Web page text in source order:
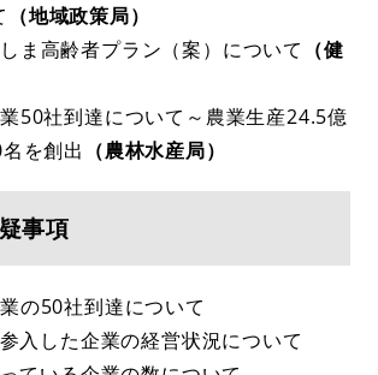
（地域政策局）
ま高齢者プラン（案）について （健
50社到達について～農業生産24.5億
を創出 （農林水産局）
事項
の50社到達について
入した企業の経営状況について